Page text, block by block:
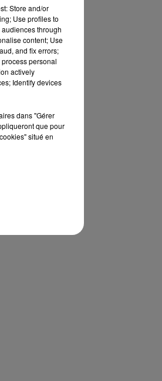
Store and/or
Use profiles to
through
content; Use
and fix errors;
personal
actively
Identify devices
dans "Gérer
que pour
situé en